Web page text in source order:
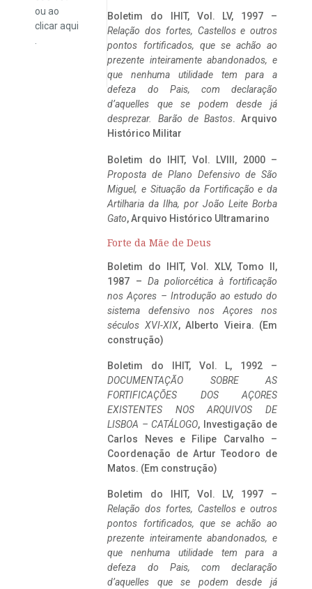
ou ao
clicaraqui
Boletim do IHIT, Vol. LV, 1997 –
Relação dos fortes, Castellos e outros
pontos fortificados, que se achão ao
prezente inteiramente abandonados, e
que nenhuma utilidade tem para a
defeza do Pais, com declaração
d’aquelles que se podem desde já
desprezar. Barão de Bastos. Arquivo
Histórico Militar
Boletim do IHIT, Vol. LVIII, 2000 –
Proposta de Plano Defensivo de São
Miguel, e Situação da Fortificação e da
Artilharia da Ilha, por João Leite Borba
Gato, Arquivo Histórico Ultramarino
Forte da Mãe de Deus
Boletim do IHIT, Vol. XLV, Tomo II,
1987 – Da poliorcética à fortificação
nos Açores – Introdução ao estudo do
sistema defensivo nos Açores nos
séculos XVI-XIX, Alberto Vieira. (Em
construção)
Boletim do IHIT, Vol. L, 1992 –
DOCUMENTAÇÃO SOBRE AS
FORTIFICAÇÕES DOS AÇORES
EXISTENTES NOS ARQUIVOS DE
LISBOA – CATÁLOGO, Investigação de
Carlos Neves e Filipe Carvalho –
Coordenação de Artur Teodoro de
Matos. (Em construção)
Boletim do IHIT, Vol. LV, 1997 –
Relação dos fortes, Castellos e outros
pontos fortificados, que se achão ao
prezente inteiramente abandonados, e
que nenhuma utilidade tem para a
defeza do Pais, com declaração
d’aquelles que se podem desde já